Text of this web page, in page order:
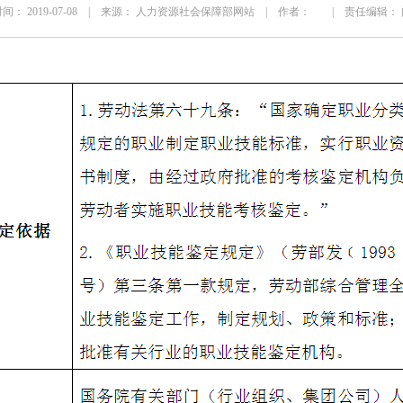
间： 2019-07-08 | 来源： 人力资源社会保障部网站 | 作者： | 责任编辑：